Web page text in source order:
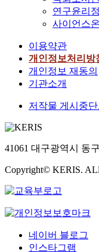
연구윤리
사이언스
이용약관
개인정보처리방
개인정보 재동의
기관소개
저작물 게시중단
41061 대구광역시 동
Copyright© KERIS.
네이버 블로그
인스타그램